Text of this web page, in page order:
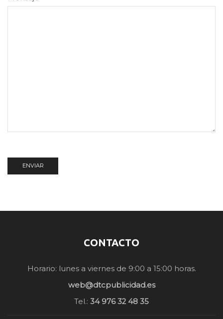
CONTACTO
Horario: lunes a viernes de 9:00 a 15:00 horas.
web@dtcpublicidad.es
Tel.: 34 976 32 48 35